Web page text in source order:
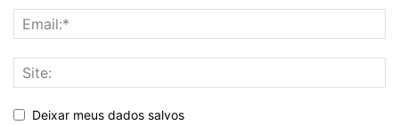
Deixar meus dados salvos